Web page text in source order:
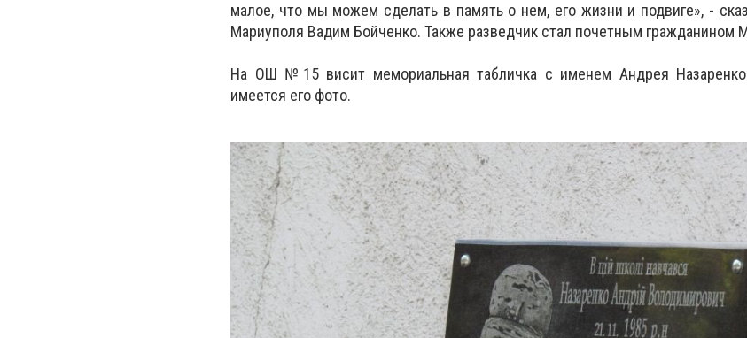
малое, что мы можем сделать в память о нем, его жизни и подвиге», -
Мариуполя Вадим Бойченко. Также разведчик стал почетным гражданином
На ОШ №15 висит мемориальная табличка с именем Андрея
имеется его фото.